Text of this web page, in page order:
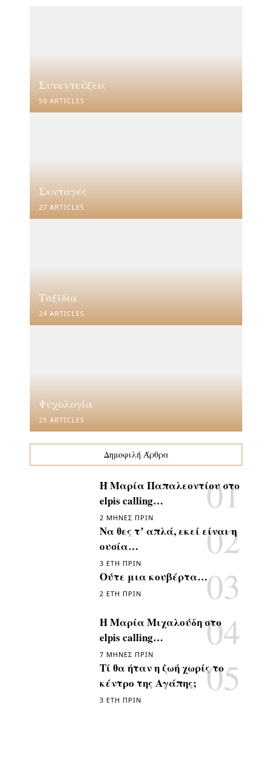
Συνεντεύξεις
59 ARTICLES
Συνταγές
27 ARTICLES
Ταξίδια
24 ARTICLES
Ψυχολογία
25 ARTICLES
Δημοφιλή Άρθρα
Η Μαρία Παπαλεοντίου στο
elpis calling…
2 ΜΉΝΕΣ ΠΡΙΝ
Να θες τ’ απλά, εκεί είναι η
ουσία…
3 ΈΤΗ ΠΡΙΝ
Ούτε μια κουβέρτα…
2 ΈΤΗ ΠΡΙΝ
Η Μαρία Μιχαλούδη στο
elpis calling…
7 ΜΉΝΕΣ ΠΡΙΝ
Τί θα ήταν η ζωή χωρίς το
κέντρο της Αγάπης;
3 ΈΤΗ ΠΡΙΝ